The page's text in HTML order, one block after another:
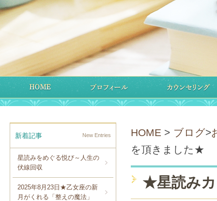
新着記事 New Entries
星読みをめぐる悦び～人生の
伏線回収
2025年8月23日★乙女座の新
月がくれる「整えの魔法」
HOME > ブログ>
を頂きました★
★星読み